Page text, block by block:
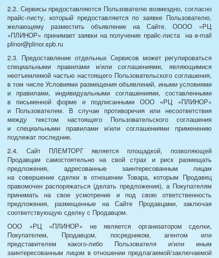
2.2. Сервисы предоставляются Пользователю возмездно, согласно
прайс-листу, который предоставляется по заявке Пользователю,
желающему разместить объявление на Сайте. ОООО «РЦ
«ПЛИНОР» принимает заявки на получение прайс-листа на e-mail
plinor@plinor.spb.ru
2.3. Предоставление отдельных Сервисов может регулироваться
специальными правилами и/или соглашениями, являющимися
неотъемлемой частью настоящего Пользовательского соглашения,
в том числе Условиями размещения объявлений, иными условиями
и правилами, индивидуальными соглашениями, составленными
в письменной форме и подписанными ООО «РЦ «ПЛИНОР»
и Пользователем. В случае противоречия или несоответствия
между текстом настоящего Пользовательского соглашения
и специальными правилами и/или соглашениями применению
подлежат последние.
2.4. Сайт ПЛЕМТОРГ является площадкой, позволяющей
Продавцам самостоятельно на свой страх и риск размещать
предложения, адресованные заинтересованным лицам
на совершение сделки в отношении Товара, которым Продавец
правомочен распоряжаться (делать предложения), а Покупателям
принимать на свое усмотрение и под свою ответственность
предложения, размещенные на Сайте Продавцами, заключая
соответствующую сделку с Продавцом.
ООО «РЦ «ПЛИНОР» не является организатором сделки,
Покупателем, Продавцом, посредником, агентом или
представителем какого-либо Пользователя и/или иным
заинтересованным лицом в отношении предлагаемой/заключаемой